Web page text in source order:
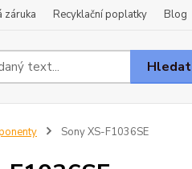
záruka Recyklační poplatky Blog
Hledat
Sony XS-F1036SE